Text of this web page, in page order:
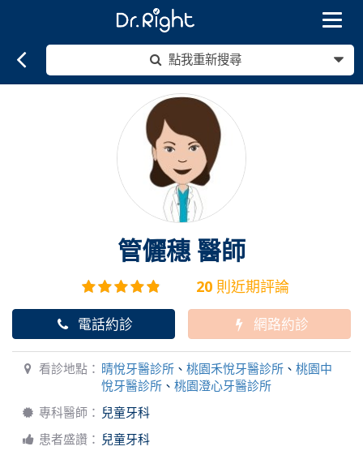
Toggle
點我重新搜尋
管儷穗 醫師
20則近期評論
電話約診 網路約診
看診地點： 晴悅牙醫診所 、 桃園禾悅牙醫診所 、 桃園中
悅牙醫診所 、 桃園澄心牙醫診所
專科醫師： 兒童牙科
患者盛讚： 兒童牙科